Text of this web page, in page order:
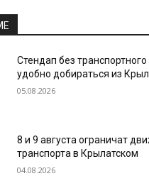
Стендап без транспортного
удобно добираться из
05.08.2026
8 и 9 августа ограничат
транспорта в Крылатском
04.08.2026